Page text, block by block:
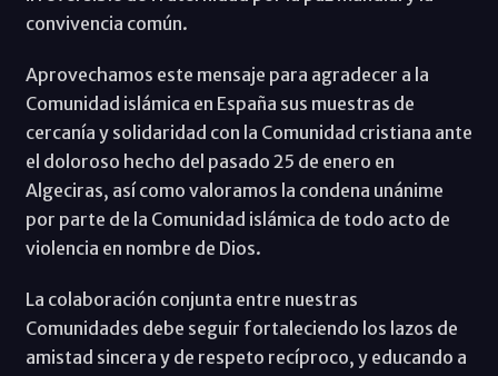
convivencia común.
Aprovechamos este mensaje para agradecer a la
Comunidad islámica en España sus muestras de
cercanía y solidaridad con la Comunidad cristiana ante
el doloroso hecho del pasado 25 de enero en
Algeciras, así como valoramos la condena unánime
por parte de la Comunidad islámica de todo acto de
violencia en nombre de Dios.
La colaboración conjunta entre nuestras
Comunidades debe seguir fortaleciendo los lazos de
amistad sincera y de respeto recíproco, y educando a